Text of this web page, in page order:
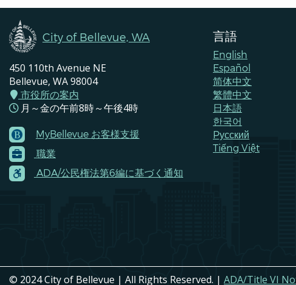
City of Bellevue, WA
450 110th Avenue NE
Bellevue, WA 98004
市役所の案内
月～金の午前8時～午後4時
Footer
Menu
Contacts
MyBellevue お客様支援
職業
ADA/公民権法第6編に基づく通知
言語
English
Español
简体中文
繁體中文
日本語
한국어
Pусский
Tiếng Việt
© 2024 City of Bellevue | All Rights Reserved. | ADA/Title VI